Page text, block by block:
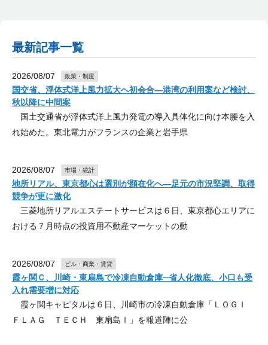
最新記事一覧
2026/08/07 政策・制度
国交省、浮体式洋上風力拡大へ初会合―港湾の利用案など検討、
秋以降に中間案
国土交通省が浮体式洋上風力発電の導入具体化に向け本腰を入
れ始めた。東北電力がフランスの企業と岩手県
2026/08/07 市場・統計
地所リアル、東京都心は選別が顕在化へ―足元の市況堅調、取得
競争が更に激化
三菱地所リアルエステートサービスは６日、東京都心エリアに
おける７月時点の投資用不動産マーケットの動
2026/08/07 ビル・商業・賃貸
霞ヶ関Ｃ、川崎・東扇島で冷凍自動倉庫─省人化徹底、小口も受
入れ需要増に対応
霞ヶ関キャピタルは６日、川崎市の冷凍自動倉庫「ＬＯＧＩ
ＦＬＡＧ ＴＥＣＨ 東扇島Ⅰ」を報道陣に公